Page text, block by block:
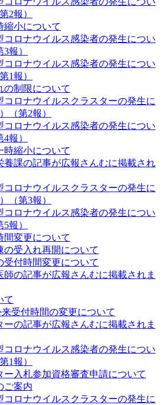
2報）
縮小について
コロナウイルス感染者の発生につい
報）
コロナウイルス感染者の発生につい
1報）
の制限について
コロナウイルスクラスターの発生に
（第2報）
コロナウイルス感染者の発生につい
報）
時縮小について
養課の記事が広報さんむに掲載され
コロナウイルスクラスターの発生に
（第3報）
コロナウイルス感染者の発生につい
報）
間変更について
の受入れ再開について
受付時間変更について
師の記事が広報さんむに掲載されま
て
来受付時間の変更について
ーの記事が広報さんむに掲載されま
コロナウイルス感染者の発生につい
1報）
ー入札参加資格審査申請について
ご案内
コロナウイルスクラスターの発生に